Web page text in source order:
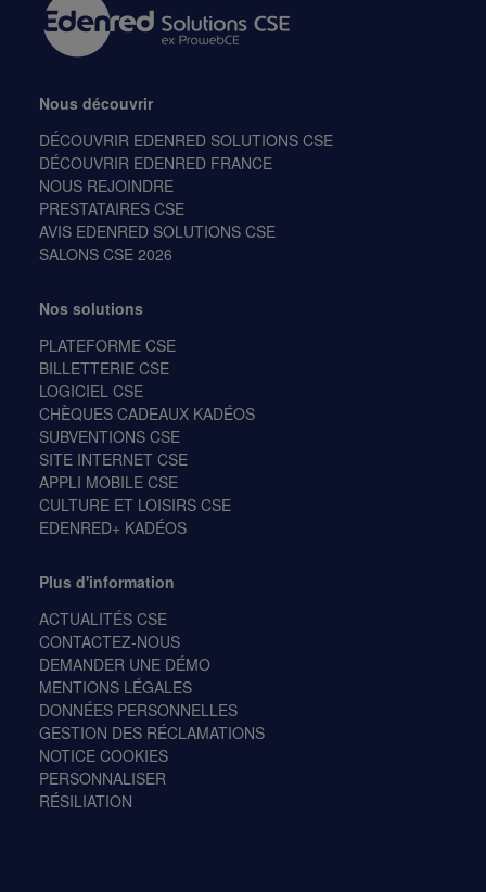
Nous découvrir
DÉCOUVRIR EDENRED SOLUTIONS CSE
DÉCOUVRIR EDENRED FRANCE
NOUS REJOINDRE
PRESTATAIRES CSE
AVIS EDENRED SOLUTIONS CSE
SALONS CSE 2026
Nos solutions
PLATEFORME CSE
BILLETTERIE CSE
LOGICIEL CSE
CHÈQUES CADEAUX KADÉOS
SUBVENTIONS CSE
SITE INTERNET CSE
APPLI MOBILE CSE
CULTURE ET LOISIRS CSE
EDENRED+ KADÉOS
Plus d'information
ACTUALITÉS CSE
CONTACTEZ-NOUS
DEMANDER UNE DÉMO
MENTIONS LÉGALES
DONNÉES PERSONNELLES
GESTION DES RÉCLAMATIONS
NOTICE COOKIES
PERSONNALISER
RÉSILIATION